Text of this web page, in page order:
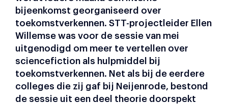
bijeenkomst georganiseerd over
toekomstverkennen. STT-projectleider Ellen
Willemse was voor de sessie van mei
uitgenodigd om meer te vertellen over
sciencefiction als hulpmiddel bij
toekomstverkennen. Net als bij de eerdere
colleges die zij gaf bij Neijenrode, bestond
de sessie uit een deel theorie doorspekt